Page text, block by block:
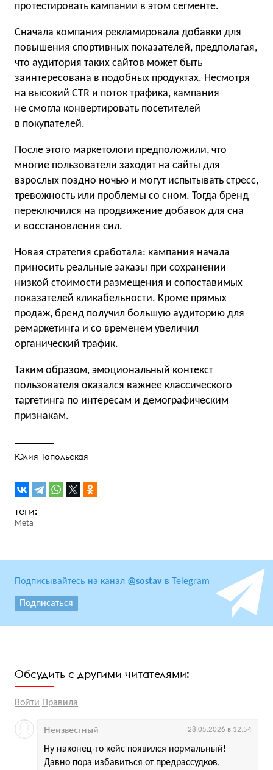
протестировать кампании в этом сегменте.
Сначала компания рекламировала добавки для
повышения спортивных показателей, предполагая,
что аудитория таких сайтов может быть
заинтересована в подобных продуктах. Несмотря
на высокий CTR и поток трафика, кампания
не смогла конвертировать посетителей
в покупателей.
После этого маркетологи предположили, что
многие пользователи заходят на сайты для
взрослых поздно ночью и могут испытывать стресс,
тревожность или проблемы со сном. Тогда бренд
переключился на продвижение добавок для сна
и восстановления сил.
Новая стратегия сработала: кампания начала
приносить реальные заказы при сохранении
низкой стоимости размещения и сопоставимых
показателей кликабельности. Кроме прямых
продаж, бренд получил большую аудиторию для
ремаркетинга и со временем увеличил
органический трафик.
Таким образом, эмоциональный контекст
пользователя оказался важнее классического
таргетинга по интересам и демографическим
признакам.
Юлия Топольская
Meta
Подписывайтесь на канал @sostav в Telegram
Подписаться
Обсудить с другими читателями:
Войти Правила
Ну наконец-то кейс появился нормальный!
Давно пора избавиться от предрассудков,
Неизвестный 28.05.2026 в 12:54